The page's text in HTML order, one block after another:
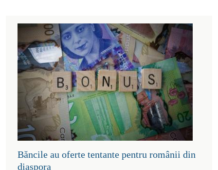
Băncile au oferte tentante pentru românii din
diaspora